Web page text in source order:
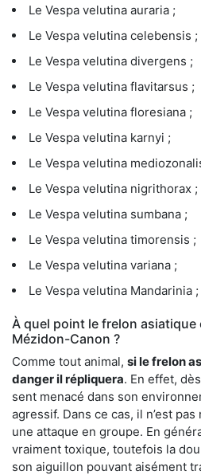
Le Vespa velutina auraria ;
Le Vespa velutina celebensis ;
Le Vespa velutina divergens ;
Le Vespa velutina flavitarsus ;
Le Vespa velutina floresiana ;
Le Vespa velutina karnyi ;
Le Vespa velutina
Le Vespa velutina nigrithorax ;
Le Vespa velutina sumbana ;
Le Vespa velutina timorensis ;
Le Vespa velutina variana ;
Le Vespa velutina Mandarinia ;
À quel point le frelon
Mézidon-Canon ?
Comme tout animal, si le frelon
danger il répliquera. En effet,
sent menacé dans son
agressif. Dans ce cas, il n’est
une attaque en groupe. En
vraiment toxique, toutefois la
son aiguillon pouvant aisément